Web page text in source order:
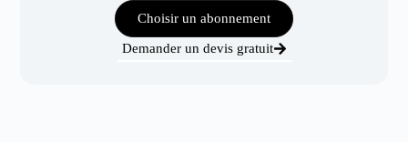
Choisir un abonnement
Demander un devis gratuit